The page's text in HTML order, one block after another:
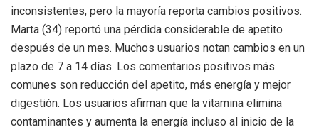
inconsistentes, pero la mayoría reporta cambios positivos.
Marta (34) reportó una pérdida considerable de apetito
después de un mes. Muchos usuarios notan cambios en un
plazo de 7 a 14 días. Los comentarios positivos más
comunes son reducción del apetito, más energía y mejor
digestión. Los usuarios afirman que la vitamina elimina
contaminantes y aumenta la energía incluso al inicio de la